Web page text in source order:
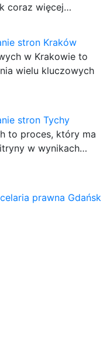
coraz więcej…
stron Kraków
w Krakowie to
wielu kluczowych
stron Tychy
to proces, który ma
w wynikach…
prawna Gdańsk